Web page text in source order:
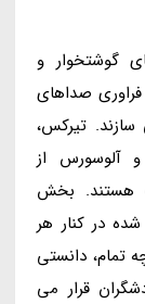
گوشتخوار و
فراوری صداهای
تیرکس،
و آلوسورس از
هستند. بخش
در کنار هر
تمام، دانستی
قرار می